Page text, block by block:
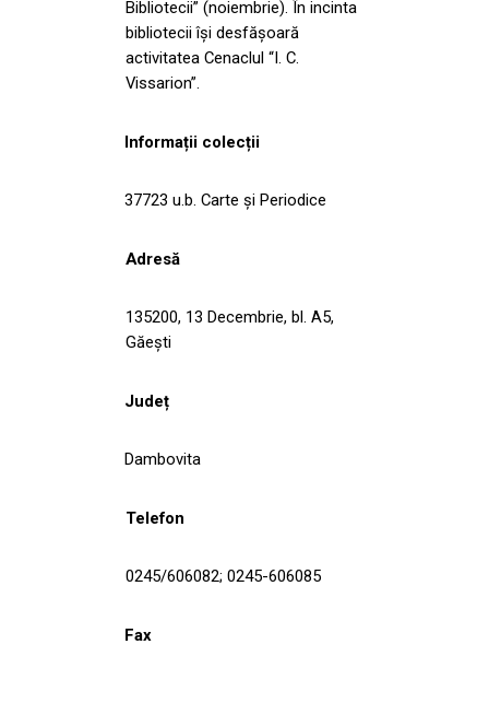
Bibliotecii” (noiembrie). În incinta
bibliotecii îşi desfăşoară
activitatea Cenaclul “I. C.
Vissarion”.
Informații colecții
37723 u.b. Carte şi Periodice
Adresă
135200, 13 Decembrie, bl. A5,
Găeşti
Județ
Dambovita
Telefon
0245/606082; 0245-606085
Fax